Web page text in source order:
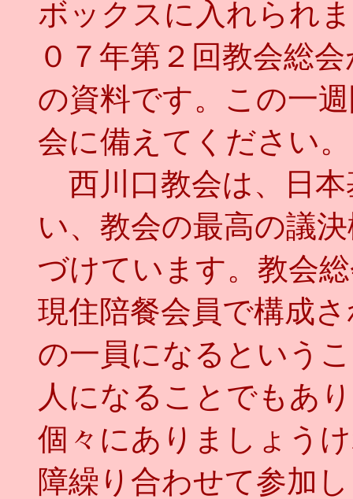
ボックスに入れられ
０７年第２回教会総
の資料です。この一
会に備えてください。
西川口教会は、日本
い、教会の最高の議
づけています。教会
現住陪餐会員で構成
の一員になるという
人になることでもあ
個々にありましょう
障繰り合わせて参加